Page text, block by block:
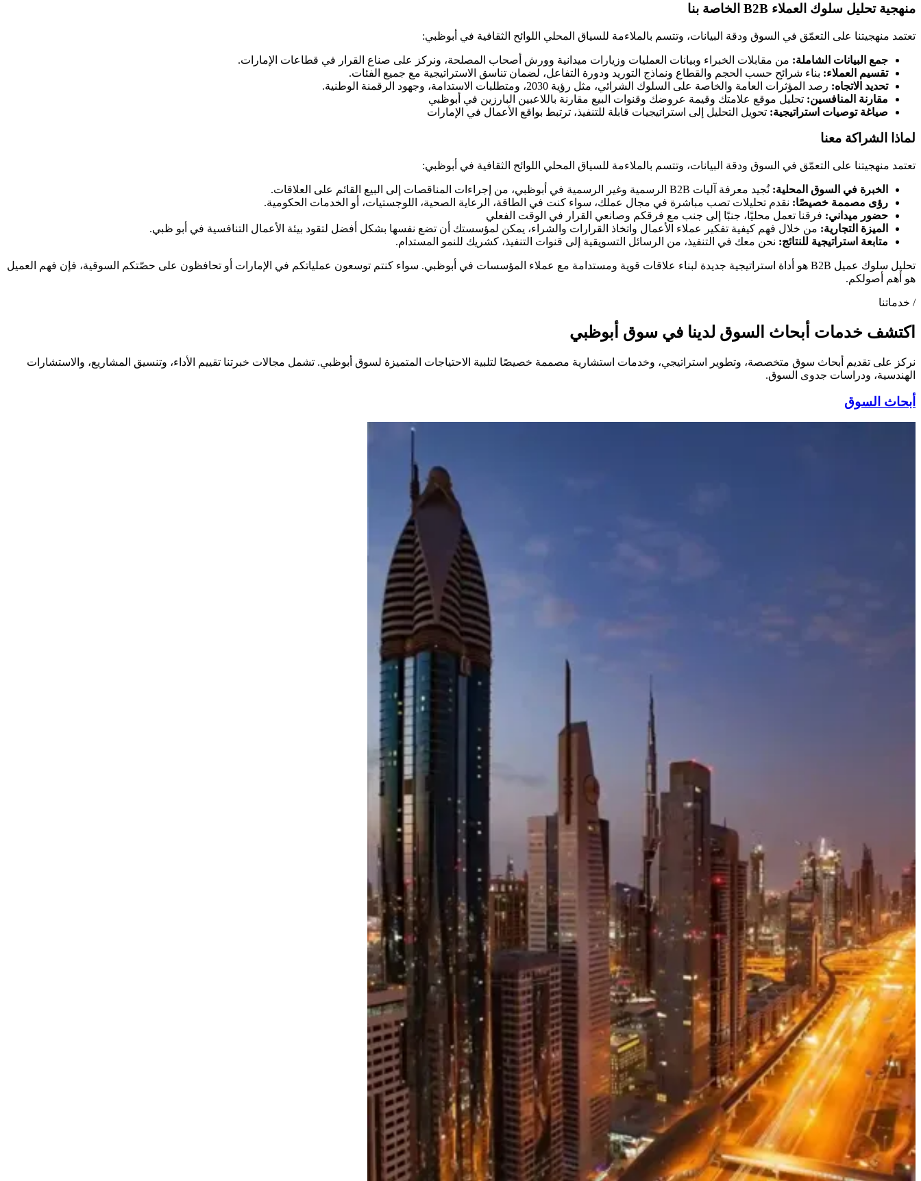
منهجية تحليل سلوك العملاء B2B الخاصة بنا
تعتمد منهجيتنا على التعمّق في السوق ودقة البيانات، وتتسم بالملاءمة للسياق المحلي اللوائح الثقافية في أبوظبي:
جمع البيانات الشاملة: من مقابلات الخبراء وبيانات العمليات وزيارات ميدانية وورش أصحاب المصلحة، ونركز على صناع القرار في قطاعات الإمارات.
تقسيم العملاء: بناء شرائح حسب الحجم والقطاع ونماذج التوريد ودورة التفاعل، لضمان تناسق الاستراتيجية مع جميع الفئات.
تحديد الاتجاه: رصد المؤثرات العامة والخاصة على السلوك الشرائي، مثل رؤية 2030، ومتطلبات الاستدامة، وجهود الرقمنة الوطنية.
مقارنة المنافسين: تحليل موقع علامتك وقيمة عروضك وقنوات البيع مقارنة باللاعبين البارزين في أبوظبي
صياغة توصيات استراتيجية: تحويل التحليل إلى استراتيجيات قابلة للتنفيذ، ترتبط بواقع الأعمال في الإمارات
لماذا الشراكة معنا
تعتمد منهجيتنا على التعمّق في السوق ودقة البيانات، وتتسم بالملاءمة للسياق المحلي اللوائح الثقافية في أبوظبي:
الخبرة في السوق المحلية: نُجيد معرفة آليات B2B الرسمية وغير الرسمية في أبوظبي، من إجراءات المناقصات إلى البيع القائم على العلاقات.
رؤى مصممة خصيصًا: نقدم تحليلات تصب مباشرة في مجال عملك، سواء كنت في الطاقة، الرعاية الصحية، اللوجستيات، أو الخدمات الحكومية.
حضور ميداني: فرقنا تعمل محليًا، جنبًا إلى جنب مع فرقكم وصانعي القرار في الوقت الفعلي
الميزة التجارية: من خلال فهم كيفية تفكير عملاء الأعمال واتخاذ القرارات والشراء، يمكن لمؤسستك أن تضع نفسها بشكل أفضل لتقود بيئة الأعمال التنافسية في أبو ظبي.
متابعة استراتيجية للنتائج: نحن معك في التنفيذ، من الرسائل التسويقية إلى قنوات التنفيذ، كشريك للنمو المستدام.
تحليل سلوك عميل B2B هو أداة استراتيجية جديدة لبناء علاقات قوية ومستدامة مع عملاء المؤسسات في أبوظبي. سواء كنتم توسعون عملياتكم في الإمارات أو تحافظون على حصّتكم السوقية، فإن فهم العميل
هو أهم أصولكم.
/ خدماتنا
اكتشف خدمات أبحاث السوق لدينا في سوق أبوظبي
نركز على تقديم أبحاث سوق متخصصة، وتطوير استراتيجي، وخدمات استشارية مصممة خصيصًا لتلبية الاحتياجات المتميزة لسوق أبوظبي. تشمل مجالات خبرتنا تقييم الأداء، وتنسيق المشاريع، والاستشارات
الهندسية، ودراسات جدوى السوق.
أبحاث السوق